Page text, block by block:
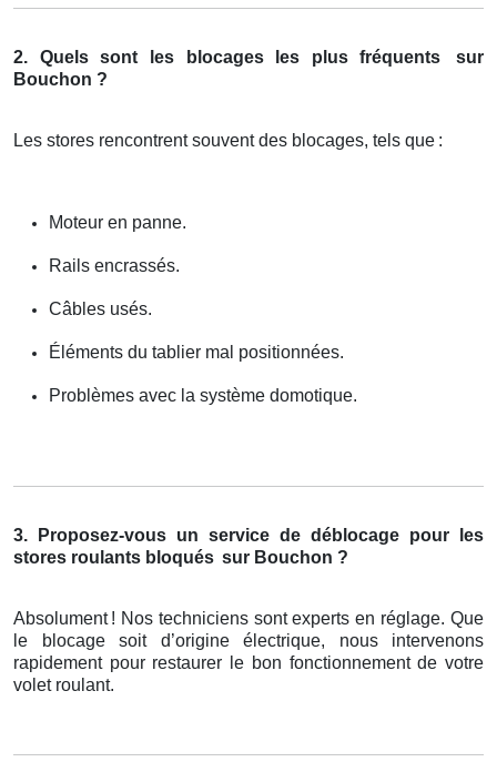
2. Quels sont les blocages les plus fréquents
sur
Bouchon ?
Les stores rencontrent souvent des blocages, tels que :
Moteur en panne.
Rails encrassés.
Câbles usés.
Éléments du tablier mal positionnées.
Problèmes avec la système domotique.
3. Proposez-vous un service de déblocage pour les
stores roulants bloqués sur Bouchon ?
Absolument ! Nos techniciens sont experts en réglage. Que
le blocage soit d’origine é lectrique, nous intervenons
rapidement pour restaurer le bon fonctionnement de votre
volet roulant.